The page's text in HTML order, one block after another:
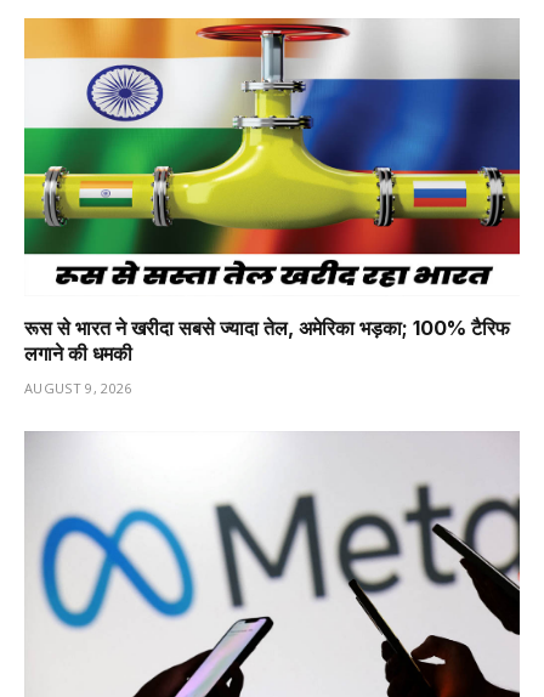
रूस से भारत ने खरीदा सबसे ज्यादा तेल, अमेरिका भड़का; 100% टैरिफ
लगाने की धमकी
AUGUST 9, 2026